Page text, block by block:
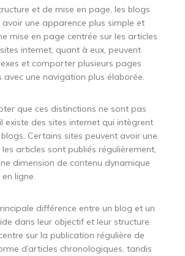
et de mise en page, les blogs
une apparence plus simple et
mise en page centrée sur les articles
internet, quant à eux, peuvent
et comporter plusieurs pages
avec une navigation plus élaborée.
que ces distinctions ne sont pas
existe des sites internet qui intègrent
Certains sites peuvent avoir une
articles sont publiés régulièrement,
dimension de contenu dynamique
ligne.
différence entre un blog et un
dans leur objectif et leur structure.
sur la publication régulière de
d’articles chronologiques, tandis